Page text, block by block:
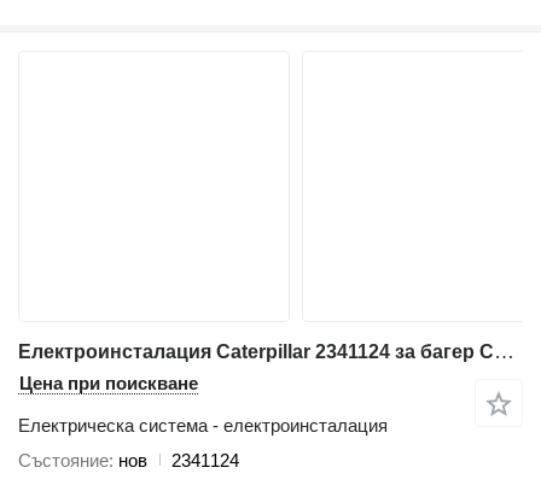
Електроинсталация Caterpillar 2341124 за багер Caterpillar 345C 365C 385C 320D 330D 340D 390D 311D 312D 323D 324D 374D 315D 325D 345D 336D 319D 329D 349D 320D2 330D2 326D2 336D2 318D2 329D2 349D2
Цена при поискване
Електрическа система - електроинсталация
Състояние нов
2341124